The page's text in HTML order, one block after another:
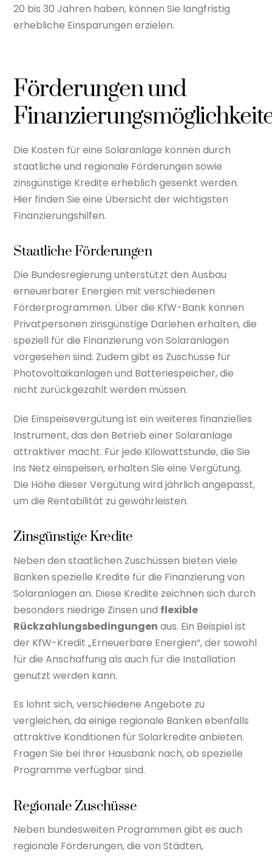
20 bis 30 Jahren haben, können Sie langfristig
erhebliche Einsparungen erzielen.
Förderungen und
Die Kosten für eine Solaranlage können durch
staatliche und regionale Förderungen sowie
zinsgünstige Kredite erheblich gesenkt werden.
Hier finden Sie eine Übersicht der wichtigsten
Finanzierungshilfen.
Staatliche Förderungen
Die Bundesregierung unterstützt den Ausbau
erneuerbarer Energien mit verschiedenen
Förderprogrammen. Über die KfW-Bank können
Privatpersonen zinsgünstige Darlehen erhalten, die
speziell für die Finanzierung von Solaranlagen
vorgesehen sind. Zudem gibt es Zuschüsse für
Photovoltaikanlagen und Batteriespeicher, die
nicht zurückgezahlt werden müssen.
Die Einspeisevergütung ist ein weiteres finanzielles
Instrument, das den Betrieb einer Solaranlage
attraktiver macht. Für jede Kilowattstunde, die Sie
ins Netz einspeisen, erhalten Sie eine Vergütung.
Die Höhe dieser Vergütung wird jährlich angepasst,
um die Rentabilität zu gewährleisten.
Zinsgünstige Kredite
Neben den staatlichen Zuschüssen bieten viele
Banken spezielle Kredite für die Finanzierung von
Solaranlagen an. Diese Kredite zeichnen sich durch
besonders niedrige Zinsen und flexible
Rückzahlungsbedingungen aus. Ein Beispiel ist
der KfW-Kredit „Erneuerbare Energien“, der sowohl
für die Anschaffung als auch für die Installation
genutzt werden kann.
Es lohnt sich, verschiedene Angebote zu
vergleichen, da einige regionale Banken ebenfalls
attraktive Konditionen für Solarkredite anbieten.
Fragen Sie bei Ihrer Hausbank nach, ob spezielle
Programme verfügbar sind.
Regionale Zuschüsse
Neben bundesweiten Programmen gibt es auch
regionale Förderungen, die von Städten,